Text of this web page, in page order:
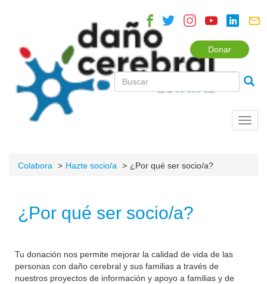
Donar
Colabora Hazte socio/a ¿Por qué ser socio/a?
¿Por qué ser socio/a?
Tu donación nos permite mejorar la calidad de vida de las
personas con daño cerebral y sus familias a través de
nuestros proyectos de información y apoyo a familias y de